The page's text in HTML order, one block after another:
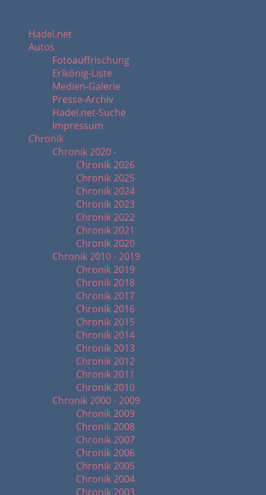
Hadel.net
Autos
Fotoauffrischung
Erlkönig-Liste
Medien-Galerie
Presse-Archiv
Hadel.net-Suche
Impressum
Chronik
Chronik 2020 -
Chronik 2026
Chronik 2025
Chronik 2024
Chronik 2023
Chronik 2022
Chronik 2021
Chronik 2020
Chronik 2010 - 2019
Chronik 2019
Chronik 2018
Chronik 2017
Chronik 2016
Chronik 2015
Chronik 2014
Chronik 2013
Chronik 2012
Chronik 2011
Chronik 2010
Chronik 2000 - 2009
Chronik 2009
Chronik 2008
Chronik 2007
Chronik 2006
Chronik 2005
Chronik 2004
Chronik 2003